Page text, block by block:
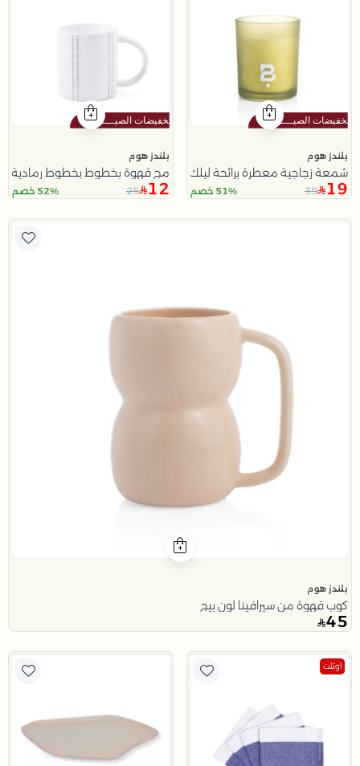
بلندز هوم
شمعة زجاجية معطرة برائحة ليلك والياسمين 150 غرام
19
39 51% خصم
بلندز هوم
مج قهوة بخطوط بخطوط رمادية من
12
25 52% خصم
بلندز هوم
كوب قهوة من سيرافينا لون بيج
45
اوتلت